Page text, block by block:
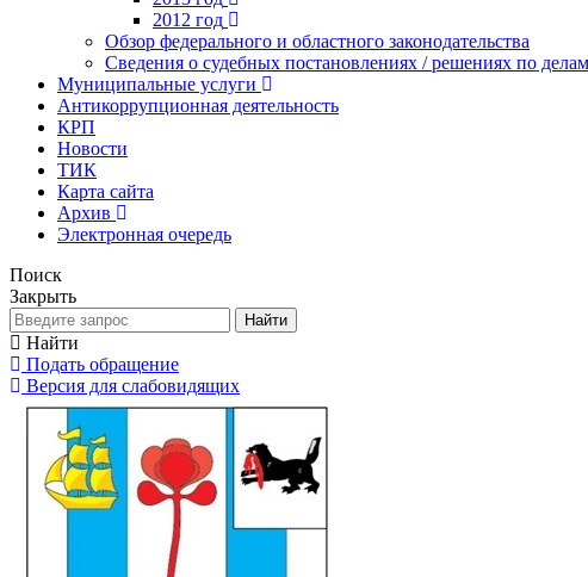
2012 год
Обзор федерального и областного законодательства
Сведения о судебных постановлениях / решениях по
Муниципальные услуги
Антикоррупционная деятельность
КРП
Новости
ТИК
Карта сайта
Архив
Электронная очередь
Поиск
Закрыть
Найти
Найти
Подать обращение
Версия для слабовидящих